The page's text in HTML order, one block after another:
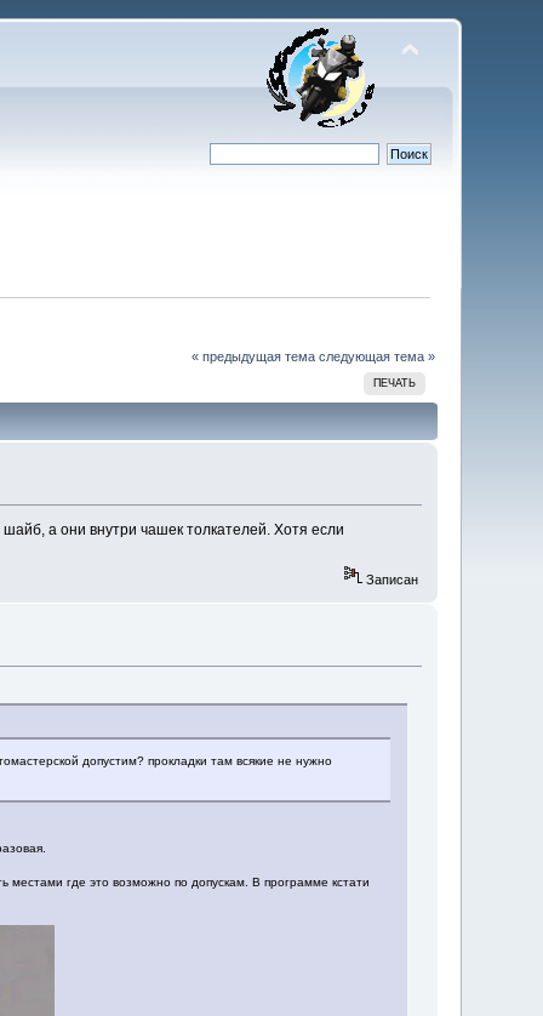
« предыдущая тема следующая тема »
ПЕЧАТЬ
а они внутри чашек толкателей. Хотя если
Записан
допустим? прокладки там всякие не нужно
где это возможно по допускам. В программе кстати